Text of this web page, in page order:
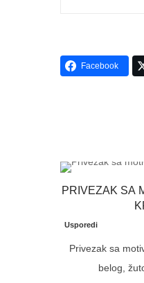
Facebook
PRIVEZAK SA
Usporedi
Privezak sa
belog,